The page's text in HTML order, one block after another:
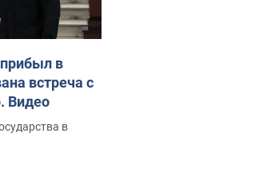
в
встреча с
Видео
в